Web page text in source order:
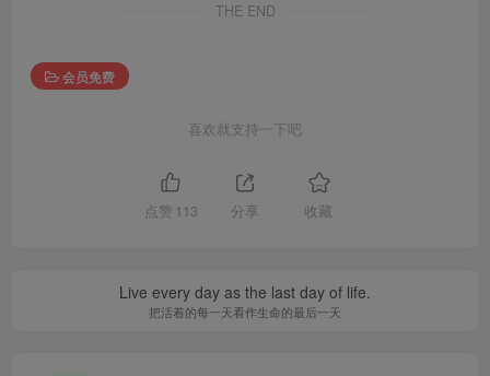
THE END
会员免费
喜欢就支持一下吧
点赞 113 分享 收藏
Live every day as the last day of life.
把活着的每一天看作生命的最后一天